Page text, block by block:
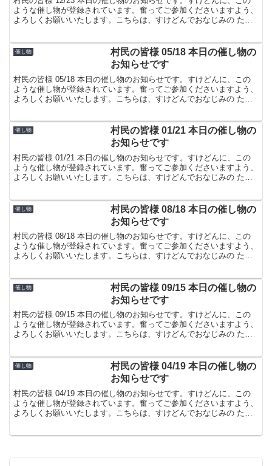
ような催し物が登録されています。奮ってご参加くださいますよう、
よろしくお願いいたします。こちらは、すけどんでおなじみの たま
催し物
村民の皆様 05/18 本日の催し物の
お知らせです
村民の皆様 05/18 本日の催し物のお知らせです。すけどんに、この
ような催し物が登録されています。奮ってご参加くださいますよう、
よろしくお願いいたします。こちらは、すけどんでおなじみの たま
催し物
村民の皆様 01/21 本日の催し物の
お知らせです
村民の皆様 01/21 本日の催し物のお知らせです。すけどんに、この
ような催し物が登録されています。奮ってご参加くださいますよう、
よろしくお願いいたします。こちらは、すけどんでおなじみの たま
催し物
村民の皆様 08/18 本日の催し物の
お知らせです
村民の皆様 08/18 本日の催し物のお知らせです。すけどんに、この
ような催し物が登録されています。奮ってご参加くださいますよう、
よろしくお願いいたします。こちらは、すけどんでおなじみの たま
催し物
村民の皆様 09/15 本日の催し物の
お知らせです
村民の皆様 09/15 本日の催し物のお知らせです。すけどんに、この
ような催し物が登録されています。奮ってご参加くださいますよう、
よろしくお願いいたします。こちらは、すけどんでおなじみの たま
催し物
村民の皆様 04/19 本日の催し物の
お知らせです
村民の皆様 04/19 本日の催し物のお知らせです。すけどんに、この
ような催し物が登録されています。奮ってご参加くださいますよう、
よろしくお願いいたします。こちらは、すけどんでおなじみの たま